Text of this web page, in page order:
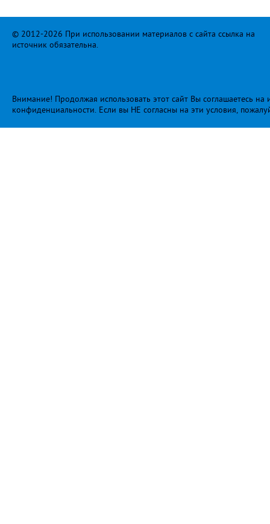
© 2012-2026 При использовании материалов с сайта ссылка на
источник обязательна.
Внимание! Продолжая использовать этот сайт Вы соглашаетесь
конфиденциальности. Если вы НЕ согласны на эти условия,